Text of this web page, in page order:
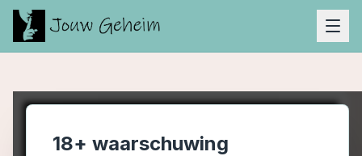
18+ waarschuwing